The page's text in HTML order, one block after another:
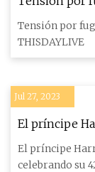
Tensión por
THISDAYLIVE
Jul 27, 2023
El príncipe
'séquito' en la
experto
El príncipe
celebrando su